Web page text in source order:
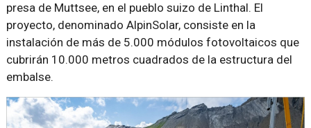
presa de Muttsee, en el pueblo suizo de Linthal. El
proyecto, denominado AlpinSolar, consiste en la
instalación de más de 5.000 módulos fotovoltaicos que
cubrirán 10.000 metros cuadrados de la estructura del
embalse.